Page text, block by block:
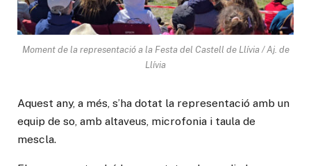
Moment de la representació a la Festa del Castell de Llívia / Aj. de
Llívia
Aquest any, a més, s’ha dotat la representació amb un
equip de so, amb altaveus, microfonia i taula de
mescla.